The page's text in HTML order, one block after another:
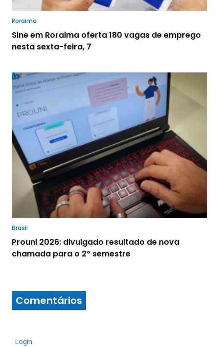
Roraima
Sine em Roraima oferta 180 vagas de emprego
nesta sexta-feira, 7
Brasil
Prouni 2026: divulgado resultado de nova
chamada para o 2º semestre
Comentários
Login